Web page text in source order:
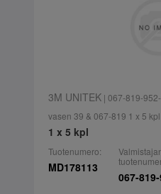
3M UNITEK| 067-819-
vasen 39 & 067-819 1 x 5 kpl
1 x 5 kpl
Tuotenumero:
MD178113
067-